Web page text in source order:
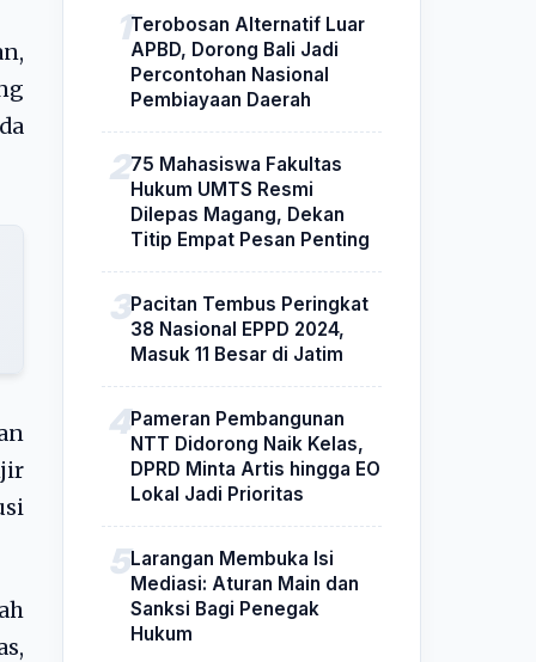
Terobosan Alternatif Luar
APBD, Dorong Bali Jadi
Percontohan Nasional
Pembiayaan Daerah
75 Mahasiswa Fakultas
Hukum UMTS Resmi
Dilepas Magang, Dekan
Titip Empat Pesan Penting
Pacitan Tembus Peringkat
38 Nasional EPPD 2024,
Masuk 11 Besar di Jatim
Pameran Pembangunan
NTT Didorong Naik Kelas,
DPRD Minta Artis hingga EO
Lokal Jadi Prioritas
Larangan Membuka Isi
Mediasi: Aturan Main dan
Sanksi Bagi Penegak
Hukum